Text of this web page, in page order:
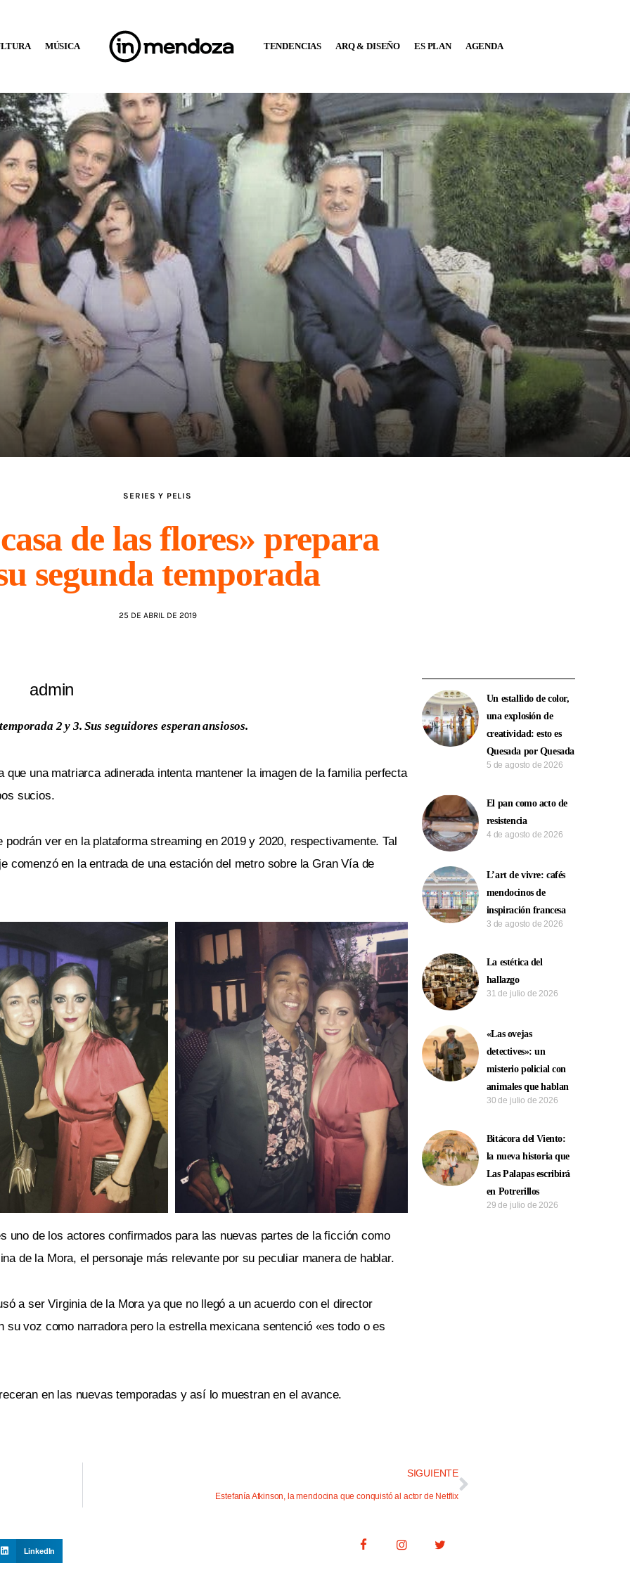
MÚSICA TENDENCIAS ARQ & DISEÑO ES PLAN AGENDA
SERIES Y PELIS
de las flores» prepara
segunda temporada
25 DE ABRIL DE 2019
admin
2 y 3. Sus seguidores esperan ansiosos.
una matriarca adinerada intenta mantener la imagen de la familia perfecta
sucios.
ver en la plataforma streaming en 2019 y 2020, respectivamente. Tal
comenzó en la entrada de una estación del metro sobre la Gran Vía de
uno de los actores confirmados para las nuevas partes de la ficción como
de la Mora, el personaje más relevante por su peculiar manera de hablar.
a ser Virginia de la Mora ya que no llegó a un acuerdo con el director
voz como narradora pero la estrella mexicana sentenció «es todo o es
en las nuevas temporadas y así lo muestran en el avance.
Un estallido de color,
una explosión de
creatividad: esto es
Quesada por Quesada
5 de agosto de 2026
El pan como acto de
resistencia
4 de agosto de 2026
L’art de vivre: cafés
mendocinos de
inspiración francesa
3 de agosto de 2026
La estética del
hallazgo
31 de julio de 2026
«Las ovejas
detectives»: un
misterio policial con
animales que hablan
30 de julio de 2026
Bitácora del Viento:
la nueva historia que
Las Palapas escribirá
en Potrerillos
29 de julio de 2026
SIGUIENTE
Estefanía Atkinson, la mendocina que conquistó al actor de Netflix
LinkedIn